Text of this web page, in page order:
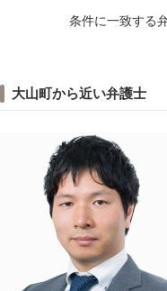
条件に一致する
大山町から近い弁護士